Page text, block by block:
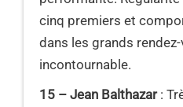
cinq premiers et
dans les grands
incontournable.
15 – Jean Balthazar: